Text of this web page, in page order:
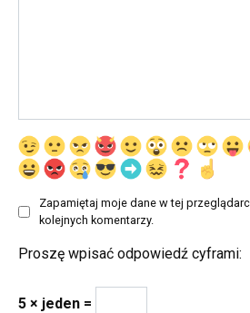
Zapamiętaj moje dane w tej
kolejnych komentarzy.
Proszę wpisać odpowiedź cyframi:
5 × jeden =